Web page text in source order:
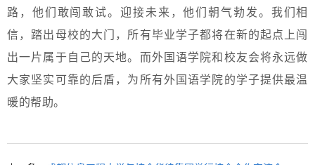
路，他们敢闯敢试。迎接未来，他们朝气勃发。我们相
信，踏出母校的大门，所有毕业学子都将在新的起点上闯
出一片属于自己的天地。而外国语学院和校友会将永远做
大家坚实可靠的后盾，为所有外国语学院的学子提供最温
暖的帮助。